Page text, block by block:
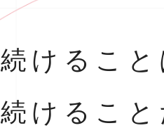
続けること
続けること